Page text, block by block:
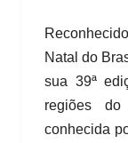
Natal do
sua 39ª
regiões
conhecida